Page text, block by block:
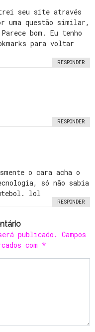
seu site através
uma questão similar,
bom. Eu tenho
para voltar
RESPONDER
RESPONDER
o cara acha o
só não sabia
lol
RESPONDER
publicado. Campos
com *